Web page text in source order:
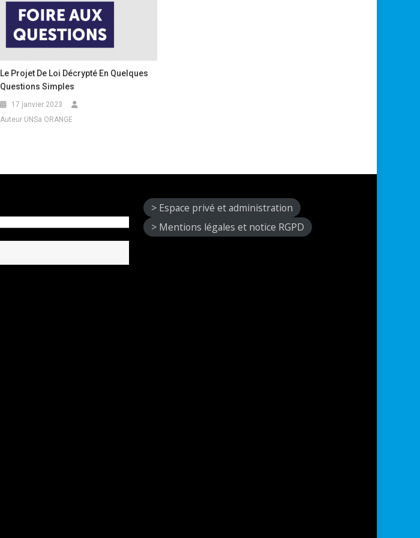
Le Projet De Loi Décrypté En Quelques
Questions Simples
17 janvier 2023
Auteur UNSa ORANGE
> Espace privé et administration
> Mentions légales et notice RGPD